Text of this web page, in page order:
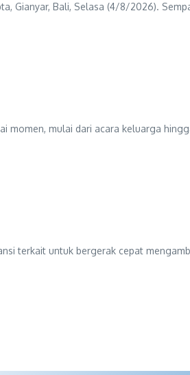
Gianyar, Bali, Selasa (4/8/2026).
mulai dari acara keluarga
terkait untuk bergerak cepat